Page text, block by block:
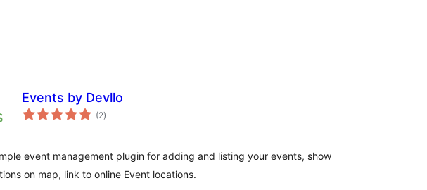
Events by Devllo
(2tổng
đánh
)
event management plugin for adding and listing your events, show
on map, link to online Event locations.